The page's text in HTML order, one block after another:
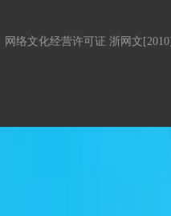
网络文化经营许可证 浙网文